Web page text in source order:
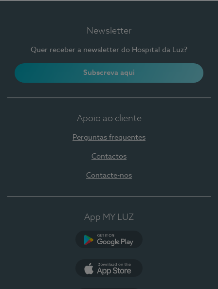
Newsletter
Quer receber a newsletter do Hospital da Luz?
Subscreva aqui
Apoio ao cliente
Perguntas frequentes
Contactos
Contacte-nos
App MY LUZ